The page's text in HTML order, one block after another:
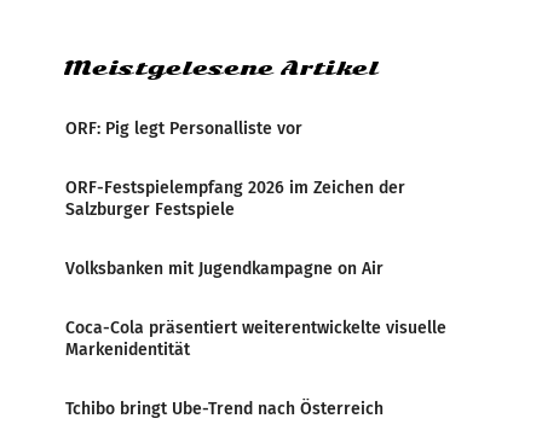
Meistgelesene Artikel
ORF: Pig legt Personalliste vor
ORF-Festspielempfang 2026 im Zeichen der
Salzburger Festspiele
Volksbanken mit Jugendkampagne on Air
Coca-Cola präsentiert weiterentwickelte visuelle
Markenidentität
Tchibo bringt Ube-Trend nach Österreich